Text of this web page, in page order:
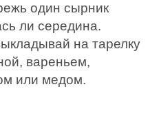
один сырник
ли середина.
на тарелку
вареньем,
или медом.